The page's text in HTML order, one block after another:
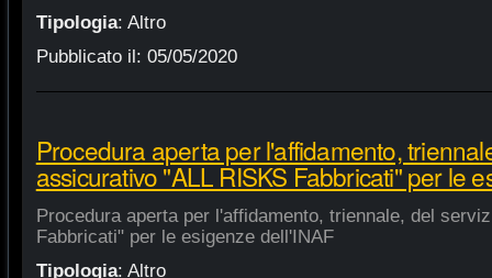
Tipologia: Altro
Pubblicato il: 05/05/2020
Procedura aperta per l'affidamento,
assicurativo "ALL RISKS Fabbricati" per le
Procedura aperta per l'affidamento, triennale, del
Fabbricati" per le esigenze dell'INAF
Tipologia: Altro